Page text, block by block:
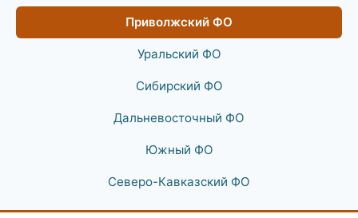
Приволжский ФО
Уральский ФО
Сибирский ФО
Дальневосточный ФО
Южный ФО
Северо-Кавказский ФО